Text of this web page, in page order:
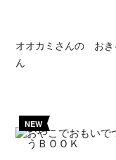
オオカミさんの おき
ん
NEW